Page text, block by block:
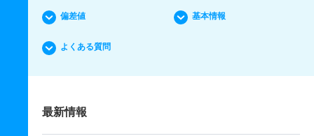
偏差値 基本情報
よくある質問
最新情報